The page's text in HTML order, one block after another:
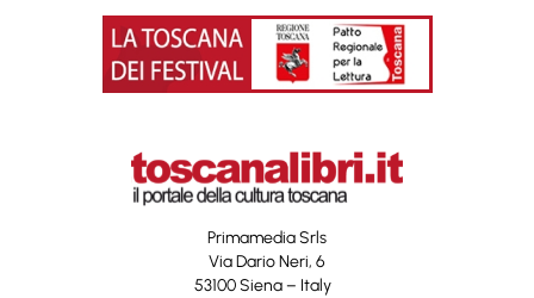
Primamedia Srls
Via Dario Neri, 6
53100 Siena – Italy